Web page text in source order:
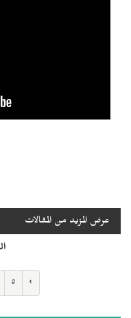
عرض المزيد من المقالات
٥ ›